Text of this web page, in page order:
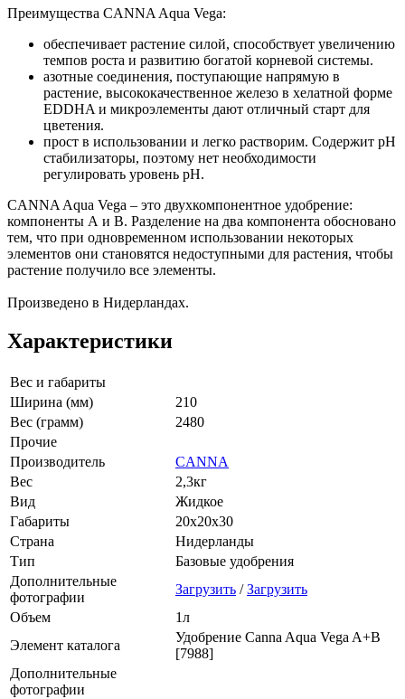
Преимущества CANNA Aqua Vega:
обеспечивает растение силой, способствует увеличению
темпов роста и развитию богатой корневой системы.
азотные соединения, поступающие напрямую в
растение, высококачественное железо в хелатной форме
EDDHA и микроэлементы дают отличный старт для
цветения.
прост в использовании и легко растворим. Содержит рН
стабилизаторы, поэтому нет необходимости
регулировать уровень рН.
CANNA Aqua Vega – это двухкомпонентное удобрение:
компоненты А и В. Разделение на два компонента обосновано
тем, что при одновременном использовании некоторых
элементов они становятся недоступными для растения, чтобы
растение получило все элементы.
Произведено в Нидерландах.
Характеристики
Вес и габариты
Ширина (мм)
210
Вес (грамм)
2480
Прочие
Производитель
CANNA
Вес
2,3кг
Вид
Жидкое
Габариты
20х20х30
Страна
Нидерланды
Тип
Базовые удобрения
Дополнительные
фотографии
Загрузить /Загрузить
Объем
1л
Элемент каталога
Удобрение Canna Aqua Vega A+B
[7988]
Дополнительные
фотографии